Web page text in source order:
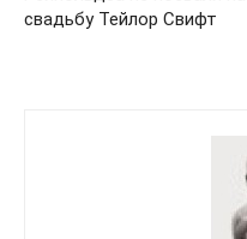
свадьбу Тейлор Свифт